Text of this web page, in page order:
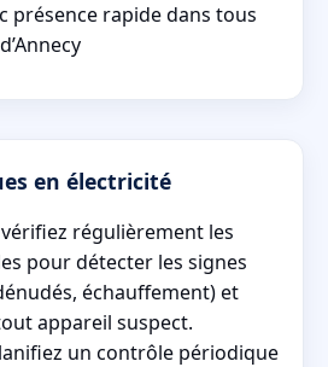
présence rapide dans tous
en électricité
régulièrement les
pour détecter les signes
échauffement) et
appareil suspect.
un contrôle périodique